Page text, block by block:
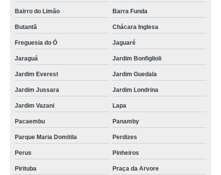
Bairro do Limão Barra Funda
Butantã Chácara Inglesa
Freguesia do Ó Jaguaré
Jaraguá Jardim Bonfiglioli
Jardim Everest Jardim Guedala
Jardim Jussara Jardim Londrina
Jardim Vazani Lapa
Pacaembu Panamby
Parque Maria Domitila Perdizes
Perus Pinheiros
Pirituba Praça da Arvore